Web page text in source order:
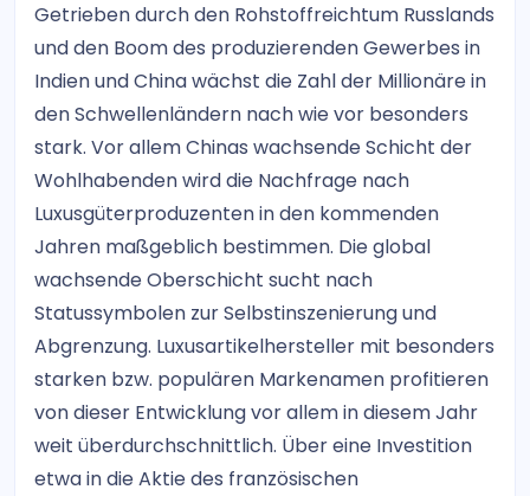
Getrieben durch den Rohstoffreichtum Russlands
und den Boom des produzierenden Gewerbes in
Indien und China wächst die Zahl der Millionäre in
den Schwellenländern nach wie vor besonders
stark. Vor allem Chinas wachsende Schicht der
Wohlhabenden wird die Nachfrage nach
Luxusgüterproduzenten in den kommenden
Jahren maßgeblich bestimmen. Die global
wachsende Oberschicht sucht nach
Statussymbolen zur Selbstinszenierung und
Abgrenzung. Luxusartikelhersteller mit besonders
starken bzw. populären Markenamen profitieren
von dieser Entwicklung vor allem in diesem Jahr
weit überdurchschnittlich. Über eine Investition
etwa in die Aktie des französischen